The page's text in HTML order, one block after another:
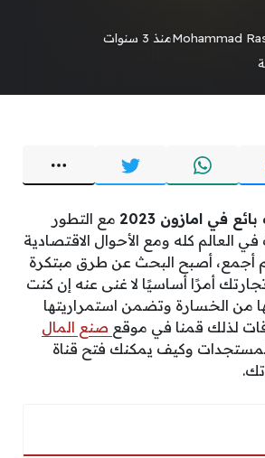
Mohammadمنذ 3 سنوات
في امازون 2023
مع التطور
العالم كله ومع الأحوال الاقتصادية
أجمع، أصبح البحث عن طرق مبتكرة
أمرًا أساسيًا لا غنى عنه إن كنت
من الخسارة وتضمن استمراريتها
لذلك قمنا في موقع صنع المال
وكيف يمكنك فتح قناة